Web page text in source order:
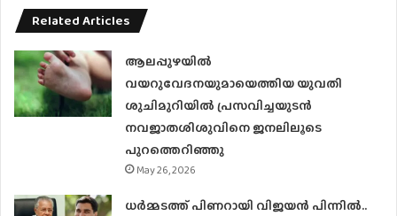
Related Articles
ആലപ്പുഴയിൽ
വയറുവേദനയുമായെത്തിയ യുവതി
ശുചിമുറിയിൽ പ്രസവിച്ചയുടൻ
നവജാതശിശുവിനെ ജനലിലൂടെ
പുറത്തെറിഞ്ഞു
May 26, 2026
ധര്‍മ്മടത്ത് പിണറായി വിജയന്‍ പിന്നില്‍..